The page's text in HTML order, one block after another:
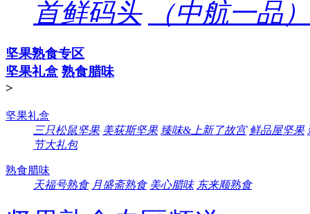
首鲜码头
（中航一品）
坚果熟食专区
坚果礼盒 熟食腊味
>
坚果礼盒
三只松鼠坚果 美荻斯坚果 臻味&上新了故宫 鲜品屋坚果
节大礼包
熟食腊味
天福号熟食 月盛斋熟食 美心腊味 东来顺熟食